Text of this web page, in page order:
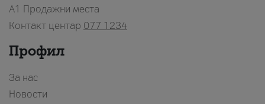
A1 Продажни места
Контакт центар 077 1234
Профил
За нас
Новости